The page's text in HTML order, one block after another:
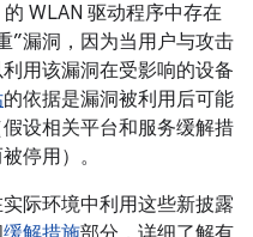
WLAN 驱动程序中存在
”漏洞，因为当用户与攻击
用该漏洞在受影响的设备
的依据是漏洞被利用后可能
设相关平台和服务缓解措
停用）。
际环境中利用这些新披露